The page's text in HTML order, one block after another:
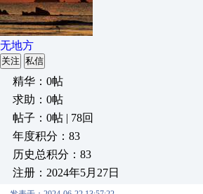
无地方
关注 私信
精华：0帖
求助：0帖
帖子：0帖 | 78回
年度积分：83
历史总积分：83
注册：2024年5月27日